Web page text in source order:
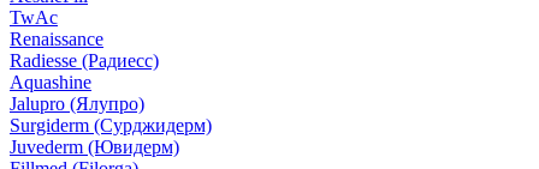
TwAc
Renaissance
Radiesse (Радиесс)
Aquashine
Jalupro (Ялупро)
Surgiderm (Сурджидерм)
Juvederm (Ювидерм)